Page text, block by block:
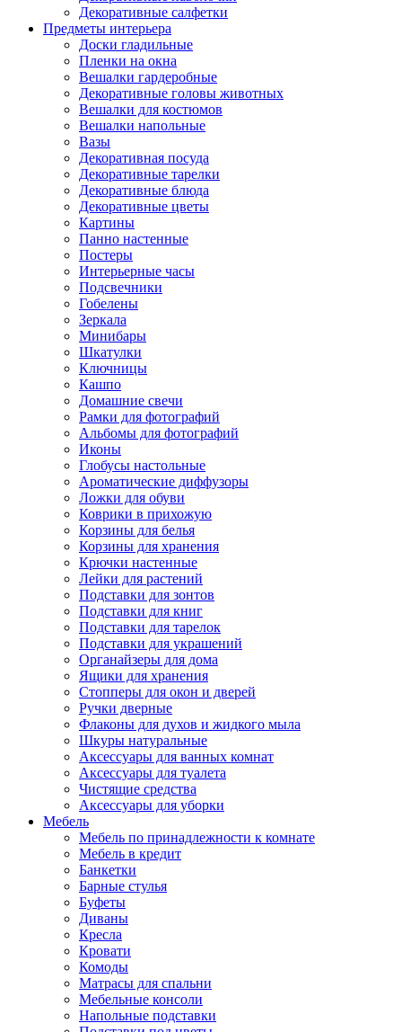
Декоративные салфетки
Предметы интерьера
Доски гладильные
Пленки на окна
Вешалки гардеробные
Декоративные головы животных
Вешалки для костюмов
Вешалки напольные
Вазы
Декоративная посуда
Декоративные тарелки
Декоративные блюда
Декоративные цветы
Картины
Панно настенные
Постеры
Интерьерные часы
Подсвечники
Гобелены
Зеркала
Минибары
Шкатулки
Ключницы
Кашпо
Домашние свечи
Рамки для фотографий
Альбомы для фотографий
Иконы
Глобусы настольные
Ароматические диффузоры
Ложки для обуви
Коврики в прихожую
Корзины для белья
Корзины для хранения
Крючки настенные
Лейки для растений
Подставки для зонтов
Подставки для книг
Подставки для тарелок
Подставки для украшений
Органайзеры для дома
Ящики для хранения
Стопперы для окон и дверей
Ручки дверные
Флаконы для духов и жидкого мыла
Шкуры натуральные
Аксессуары для ванных комнат
Аксессуары для туалета
Чистящие средства
Аксессуары для уборки
Мебель
Мебель по принадлежности к комнате
Мебель в кредит
Банкетки
Барные стулья
Буфеты
Диваны
Кресла
Кровати
Комоды
Матрасы для спальни
Мебельные консоли
Напольные подставки